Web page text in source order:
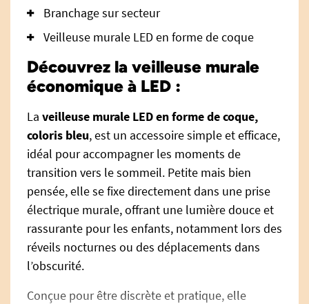
Branchage sur secteur
Veilleuse murale LED en forme de coque
Découvrez la veilleuse murale
économique à LED :
La veilleuse murale LED en forme de coque,
coloris bleu, est un accessoire simple et efficace,
idéal pour accompagner les moments de
transition vers le sommeil. Petite mais bien
pensée, elle se fixe directement dans une prise
électrique murale, offrant une lumière douce et
rassurante pour les enfants, notamment lors des
réveils nocturnes ou des déplacements dans
l’obscurité.
Conçue pour être discrète et pratique, elle